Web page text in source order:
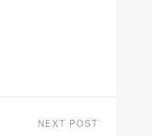
NEXT POST